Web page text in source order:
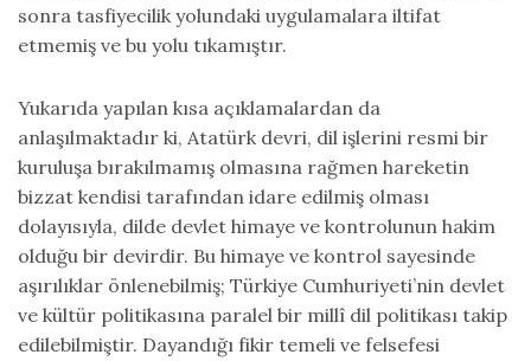
sonra tasfiyecilik yolundaki uygulamalara iltifat
etmemiş ve bu yolu tıkamıştır.
Yukarıda yapılan kısa açıklamalardan da
anlaşılmaktadır ki, Atatürk devri, dil işlerini resmi bir
kuruluşa bırakılmamış olmasına rağmen hareketin
bizzat kendisi tarafından idare edilmiş olması
dolayısıyla, dilde devlet himaye ve kontrolunun hakim
olduğu bir devirdir. Bu himaye ve kontrol sayesinde
aşırılıklar önlenebilmiş; Türkiye Cumhuriyeti’nin devlet
ve kültür politikasına paralel bir millî dil politikası takip
edilebilmiştir. Dayandığı fikir temeli ve felsefesi